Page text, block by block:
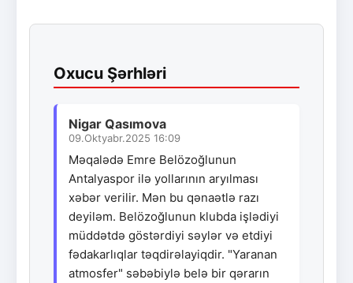
Oxucu Şərhləri
Nigar Qasımova
09.Oktyabr.2025 16:09
Məqalədə Emre Belözoğlunun
Antalyaspor ilə yollarının aryılması
xəbər verilir. Mən bu qənaətlə razı
deyiləm. Belözoğlunun klubda işlədiyi
müddətdə göstərdiyi səylər və etdiyi
fədakarlıqlar təqdirəlayiqdir. "Yaranan
atmosfer" səbəbiylə belə bir qərarın